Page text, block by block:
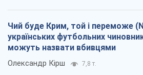
Чий буде Крим, той і переможе
українських футбольних
можуть назвати вбивцями
Олександр Кірш 7,8 т.